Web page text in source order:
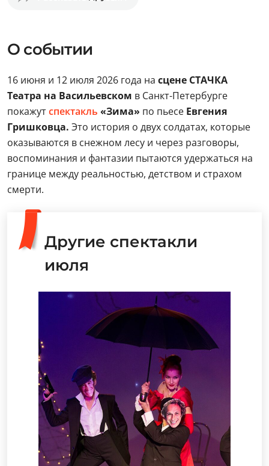
О событии
16 июня и 12 июля 2026 года на сцене СТАЧКА
Театра на Васильевском в Санкт-Петербурге
покажутспектакль «Зима» по пьесе Евгения
Гришковца. Это история о двух солдатах, которые
оказываются в снежном лесу и через разговоры,
воспоминания и фантазии пытаются удержаться на
границе между реальностью, детством и страхом
смерти.
Другие спектакли
июля